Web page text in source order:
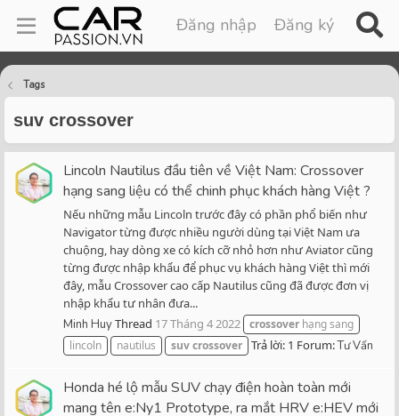
Đăng nhập Đăng ký
Tags
suv crossover
Lincoln Nautilus đầu tiên về Việt Nam: Crossover
hạng sang liệu có thể chinh phục khách hàng Việt ?
Nếu những mẫu Lincoln trước đây có phần phổ biến như
Navigator từng được nhiều người dùng tại Việt Nam ưa
chuộng, hay dòng xe có kích cỡ nhỏ hơn như Aviator cũng
từng được nhập khẩu để phục vụ khách hàng Việt thì mới
đây, mẫu Crossover cao cấp Nautilus cũng đã được đơn vị
nhập khẩu tư nhân đưa...
Minh HuyThread 17 Tháng 4 2022 crossover hạng sang
lincoln
nautilus suvcrossover Trả lời: 1 Forum:Tư Vấn
Honda hé lộ mẫu SUV chạy điện hoàn toàn mới
mang tên e:Ny1 Prototype, ra mắt HRV e:HEV mới